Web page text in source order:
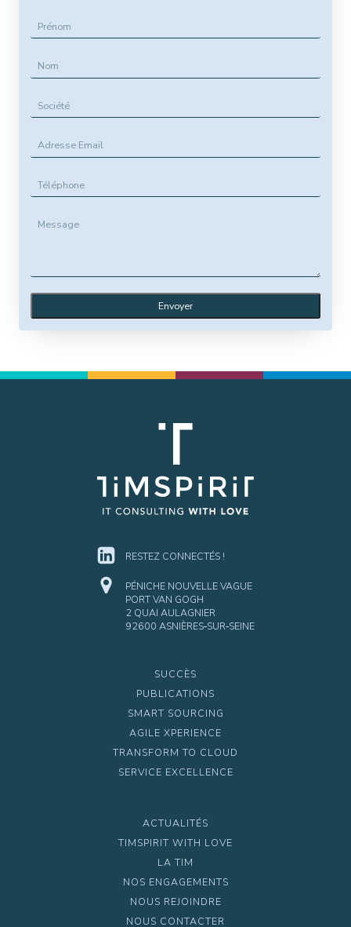
Envoyer
RESTEZ CONNECTÉS !
PÉNICHE NOUVELLE VAGUE
PORT VAN GOGH
2 QUAI AULAGNIER
92600 ASNIÈRES‑SUR‑SEINE
SUCCÈS
PUBLICATIONS
SMART SOURCING
AGILE XPERIENCE
TRANSFORM TO CLOUD
SERVICE EXCELLENCE
ACTUALITÉS
TIMSPIRIT WITH LOVE
LA TIM
NOS ENGAGEMENTS
NOUS REJOINDRE
NOUS CONTACTER